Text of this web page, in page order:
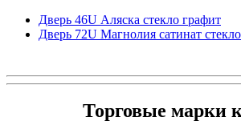
Дверь 46U Аляска стекло графит
Дверь 72U Магнолия сатинат
Торговые марки